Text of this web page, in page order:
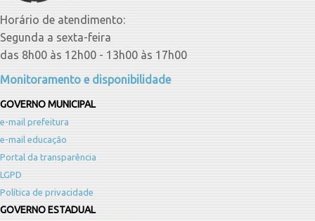
Horário de atendimento:
Segunda a sexta-feira
das 8h00 às 12h00 - 13h00 às 17h00
Monitoramento e disponibilidade
GOVERNO MUNICIPAL
e-mail prefeitura
e-mail educação
Portal da transparência
LGPD
Política de privacidade
GOVERNO ESTADUAL